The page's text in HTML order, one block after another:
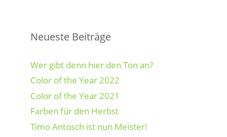
Neueste Beiträge
Wer gibt denn hier den Ton an?
Color of the Year 2022
Color of the Year 2021
Farben für den Herbst
Timo Antosch ist nun Meister!